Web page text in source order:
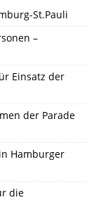
St.Pauli
–
Einsatz der
der Parade
Hamburger
die